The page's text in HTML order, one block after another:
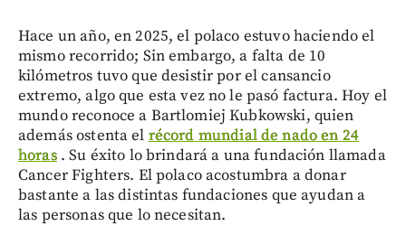
Hace un año, en 2025, el polaco estuvo haciendo el
mismo recorrido; Sin embargo, a falta de 10
kilómetros tuvo que desistir por el cansancio
extremo, algo que esta vez no le pasó factura. Hoy el
mundo reconoce a Bartlomiej Kubkowski, quien
además ostenta el récord mundial de nado en 24
horas. Su éxito lo brindará a una fundación llamada
Cancer Fighters. El polaco acostumbra a donar
bastante a las distintas fundaciones que ayudan a
las personas que lo necesitan.